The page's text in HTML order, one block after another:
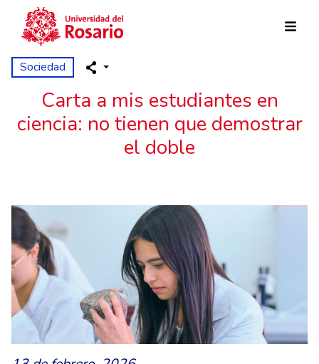
Pasar al contenido principal
Sociedad
Carta a mis estudiantes en
ciencia: no tienen que demostrar
el doble